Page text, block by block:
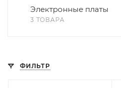
Электронные платы
3 ТОВАРА
ФИЛЬТР